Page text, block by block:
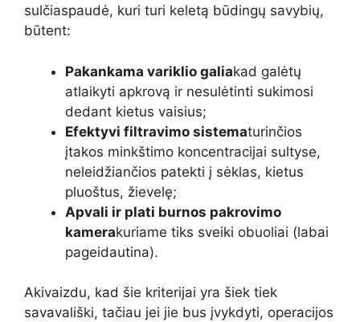
sulčiaspaudė, kuri turi keletą būdingų savybių,
būtent:
Pakankama variklio galiakad galėtų
atlaikyti apkrovą ir nesulėtinti sukimosi
dedant kietus vaisius;
Efektyvi filtravimo sistematurinčios
įtakos minkštimo koncentracijai sultyse,
neleidžiančios patekti į sėklas, kietus
pluoštus, žievelę;
Apvali ir plati burnos pakrovimo
kamerakuriame tiks sveiki obuoliai (labai
pageidautina).
Akivaizdu, kad šie kriterijai yra šiek tiek
savavališki, tačiau jei jie bus įvykdyti, operacijos